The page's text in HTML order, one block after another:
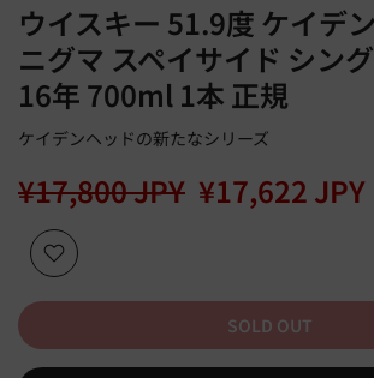
ウイスキー 51.9度 ケイデ
ニグマ スペイサイド シン
16年 700ml 1本 正規
ケイデンヘッドの新たなシリーズ
¥17,800 JPY ¥17,622 JPY
SOLD OUT